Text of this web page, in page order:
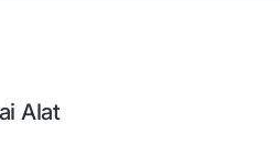
Alat